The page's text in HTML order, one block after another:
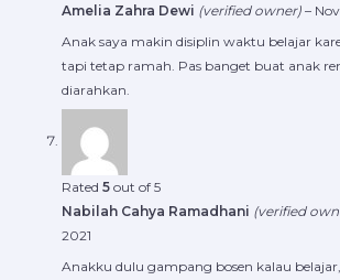
Amelia Zahra Dewi (verified owner) –
Anak saya makin disiplin waktu belajar
tapi tetap ramah. Pas banget buat anak
diarahkan.
Rated 5 out of 5
Nabilah Cahya Ramadhani (verified
2021
Anakku dulu gampang bosen kalau